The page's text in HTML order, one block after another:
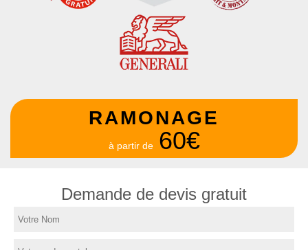
RAMONAGE
à partir de 60€
Demande de devis gratuit